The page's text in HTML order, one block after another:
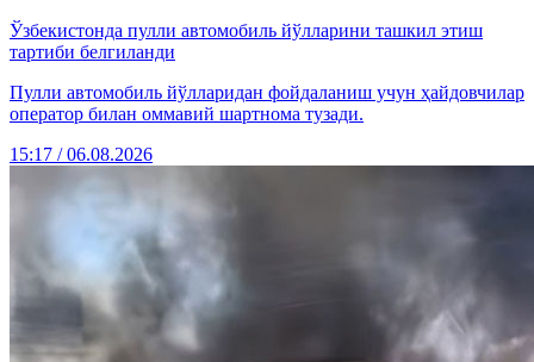
Ўзбекистонда пулли автомобиль йўлларини ташкил этиш
тартиби белгиланди
Пулли автомобиль йўлларидан фойдаланиш учун ҳайдовчилар
оператор билан оммавий шартнома тузади.
15:17 / 06.08.2026